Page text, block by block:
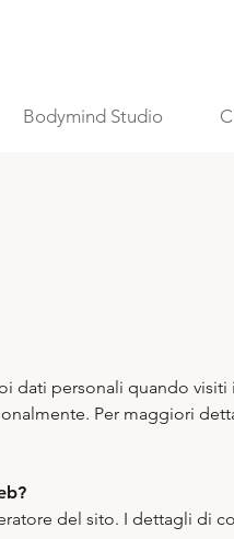
Bodymind Studio
dati personali quando
Per maggiori
del sito. I dettagli di